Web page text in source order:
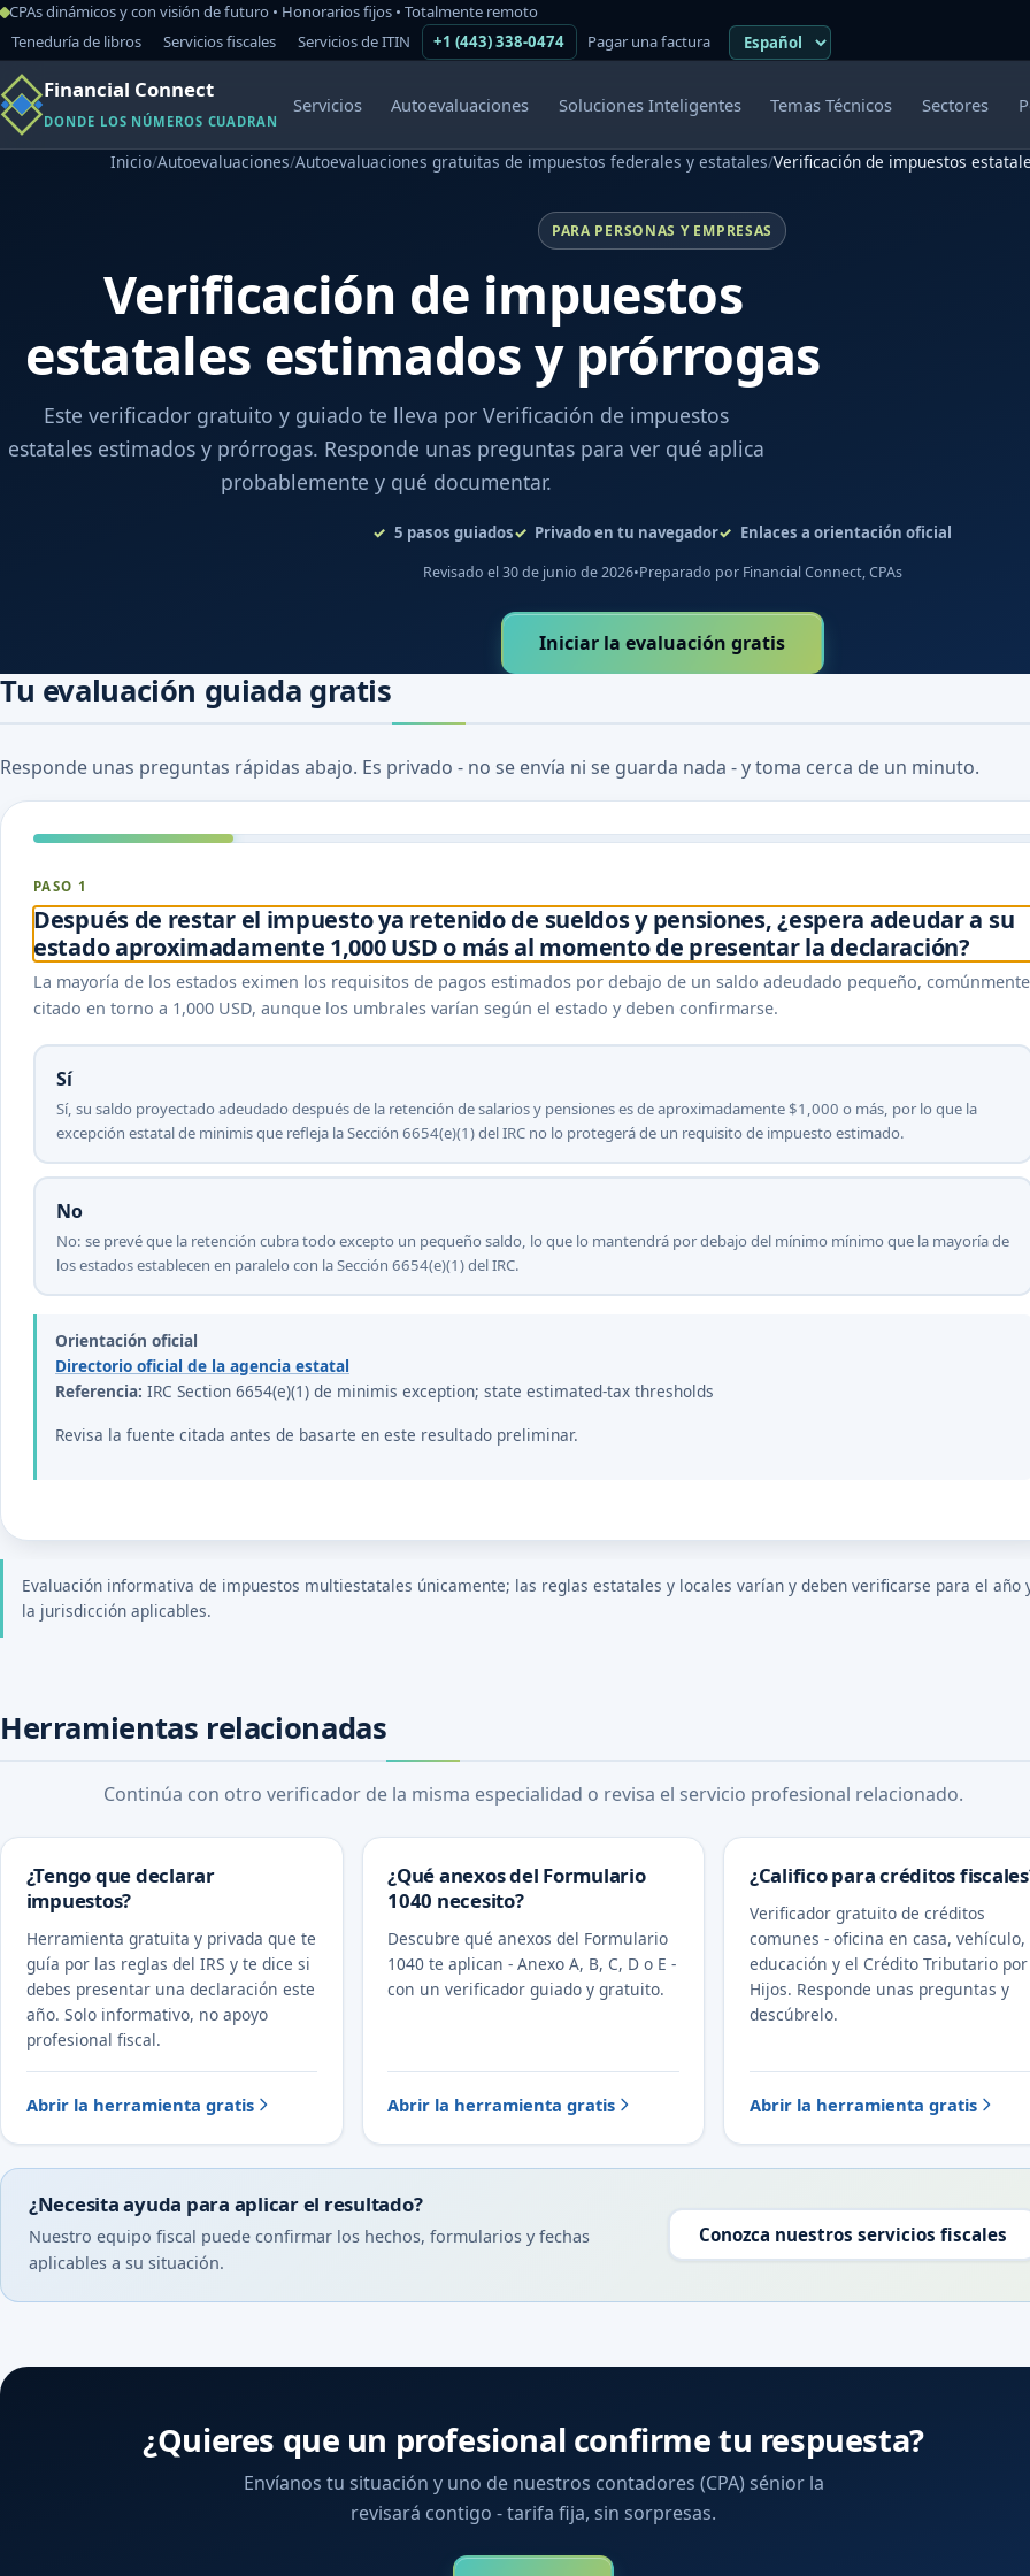
CPAs dinámicos y con visión de futuro • Honorarios fijos • Totalmente remoto
Teneduría de libros
Servicios fiscales Servicios de ITIN +1 (443) 338-0474 Pagar una factura
Financial Connect
DONDE LOS NÚMEROS CUADRAN
Servicios Autoevaluaciones Soluciones Inteligentes Temas Técnicos Sectores
Inicio/Autoevaluaciones/Autoevaluaciones gratuitas de impuestos federales y estatales/Verificación de impuestos
PARA PERSONAS Y EMPRESAS
Verificación de impuestos
estatales estimados y prórrogas
Este verificador gratuito y guiado te lleva por Verificación de impuestos
estatales estimados y prórrogas. Responde unas preguntas para ver qué aplica
probablemente y qué documentar.
5 pasos guiados Privado en tu navegador Enlaces a orientación oficial
Revisado el 30 de junio de 2026•Preparado por Financial Connect, CPAs
Iniciar la evaluación gratis
Tu evaluación guiada gratis
Responde unas preguntas rápidas abajo. Es privado - no se envía ni se guarda nada - y toma cerca de un minuto.
PASO 1
Después de restar el impuesto ya retenido de sueldos y pensiones, ¿espera adeudar a su
estado aproximadamente 1,000 USD o más al momento de presentar la declaración?
La mayoría de los estados eximen los requisitos de pagos estimados por debajo de un saldo adeudado pequeño, comúnmente
citado en torno a 1,000 USD, aunque los umbrales varían según el estado y deben confirmarse.
Sí
Sí, su saldo proyectado adeudado después de la retención de salarios y pensiones es de aproximadamente $1,000 o más, por lo que la
excepción estatal de minimis que refleja la Sección 6654(e)(1) del IRC no lo protegerá de un requisito de impuesto estimado.
No
No: se prevé que la retención cubra todo excepto un pequeño saldo, lo que lo mantendrá por debajo del mínimo mínimo que la mayoría de
los estados establecen en paralelo con la Sección 6654(e)(1) del IRC.
Orientación oficial
Directorio oficial de la agencia estatal
Referencia: IRC Section 6654(e)(1) de minimis exception; state estimated-tax thresholds
Revisa la fuente citada antes de basarte en este resultado preliminar.
Evaluación informativa de impuestos multiestatales únicamente; las reglas estatales y locales varían y deben verificarse para el año
la jurisdicción aplicables.
Herramientas relacionadas
Continúa con otro verificador de la misma especialidad o revisa el servicio profesional relacionado.
¿Tengo que declarar
impuestos?
Herramienta gratuita y privada que te
guía por las reglas del IRS y te dice si
debes presentar una declaración este
año. Solo informativo, no apoyo
profesional fiscal.
Abrir la herramienta gratis
¿Qué anexos del Formulario
1040 necesito?
Descubre qué anexos del Formulario
1040 te aplican - Anexo A, B, C, D o E -
con un verificador guiado y gratuito.
Abrir la herramienta gratis
¿Califico para créditos
Verificador gratuito de créditos
comunes - oficina en casa, vehículo,
educación y el Crédito Tributario por
Hijos. Responde unas preguntas y
descúbrelo.
Abrir la herramienta gratis
¿Necesita ayuda para aplicar el resultado?
Nuestro equipo fiscal puede confirmar los hechos, formularios y fechas
aplicables a su situación.
Conozca nuestros servicios fiscales
¿Quieres que un profesional confirme tu respuesta?
Envíanos tu situación y uno de nuestros contadores (CPA) sénior la
revisará contigo - tarifa fija, sin sorpresas.